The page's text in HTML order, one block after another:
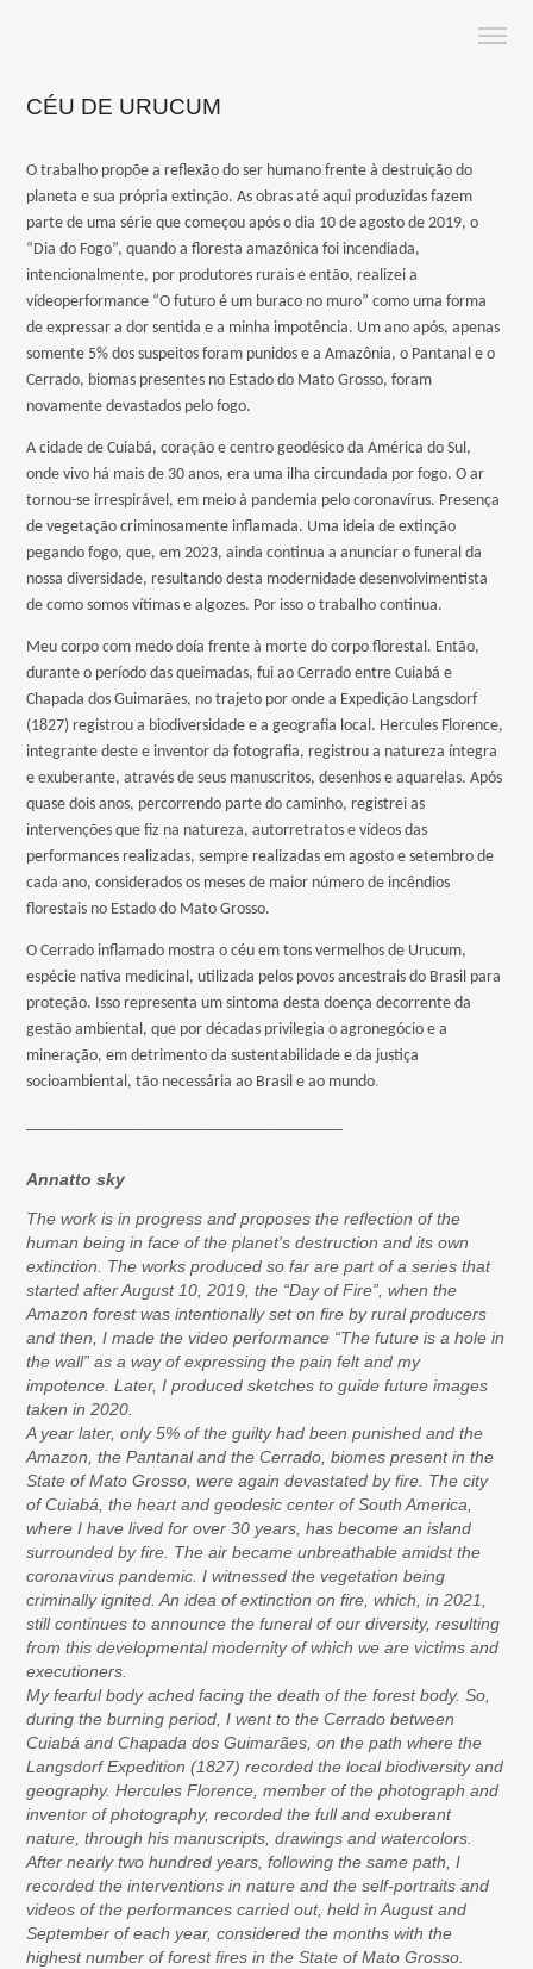
CÉU DE URUCUM
O trabalho propõe a reflexão do ser humano frente à destruição do
planeta e sua própria extinção. As obras até aqui produzidas fazem
parte de uma série que começou após o dia 10 de agosto de 2019, o
“Dia do Fogo”, quando a floresta amazônica foi incendiada,
intencionalmente, por produtores rurais e então, realizei a
vídeoperformance “O futuro é um buraco no muro” como uma forma
de expressar a dor sentida e a minha impotência. Um ano após, apenas
somente 5% dos suspeitos foram punidos e a Amazônia, o Pantanal e o
Cerrado, biomas presentes no Estado do Mato Grosso, foram
novamente devastados pelo fogo.
A cidade de Cuiabá, coração e centro geodésico da América do Sul,
onde vivo há mais de 30 anos, era uma ilha circundada por fogo. O ar
tornou-se irrespirável, em meio à pandemia pelo coronavírus. Presença
de vegetação criminosamente inflamada. Uma ideia de extinção
pegando fogo, que, em 2023, ainda continua a anunciar o funeral da
nossa diversidade, resultando desta modernidade desenvolvimentista
de como somos vítimas e algozes. Por isso o trabalho continua.
Meu corpo com medo doía frente à morte do corpo florestal. Então,
durante o período das queimadas, fui ao Cerrado entre Cuiabá e
Chapada dos Guimarães, no trajeto por onde a Expedição Langsdorf
(1827) registrou a biodiversidade e a geografia local. Hercules Florence,
integrante deste e inventor da fotografia, registrou a natureza íntegra
e exuberante, através de seus manuscritos, desenhos e aquarelas. Após
quase dois anos, percorrendo parte do caminho, registrei as
intervenções que fiz na natureza, autorretratos e vídeos das
performances realizadas, sempre realizadas em agosto e setembro de
cada ano, considerados os meses de maior número de incêndios
florestais no Estado do Mato Grosso.
O Cerrado inflamado mostra o céu em tons vermelhos de Urucum,
espécie nativa medicinal, utilizada pelos povos ancestrais do Brasil para
proteção. Isso representa um sintoma desta doença decorrente da
gestão ambiental, que por décadas privilegia o agronegócio e a
mineração, em detrimento da sustentabilidade e da justiça
socioambiental, tão necessária ao Brasil eao mundo.
Annatto sky
The work is in progress and proposes the reflection of the
human being in face of the planet's destruction and its own
extinction. The works produced so far are part of a series that
started after August 10, 2019, the “Day of Fire”, when the
Amazon forest was intentionally set on fire by rural producers
and then, I made the video performance “The future is a hole in
the wall” as a way of expressing the pain felt and my
impotence. Later, I produced sketches to guide future images
taken in 2020.
A year later, only 5% of the guilty had been punished and the
Amazon, the Pantanal and the Cerrado, biomes present in the
State of Mato Grosso, were again devastated by fire. The city
of Cuiabá, the heart and geodesic center of South America,
where I have lived for over 30 years, has become an island
surrounded by fire. The air became unbreathable amidst the
coronavirus pandemic. I witnessed the vegetation being
criminally ignited. An idea of ​​extinction on fire, which, in 2021,
still continues to announce the funeral of our diversity, resulting
from this developmental modernity of which we are victims and
executioners.
My fearful body ached facing the death of the forest body. So,
during the burning period, I went to the Cerrado between
Cuiabá and Chapada dos Guimarães, on the path where the
Langsdorf Expedition (1827) recorded the local biodiversity and
geography. Hercules Florence, member of the photograph and
inventor of photography, recorded the full and exuberant
nature, through his manuscripts, drawings and watercolors.
After nearly two hundred years, following the same path, I
recorded the interventions in nature and the self-portraits and
videos of the performances carried out, held in August and
September of each year, considered the months with the
highest number of forest fires in the State of Mato Grosso.